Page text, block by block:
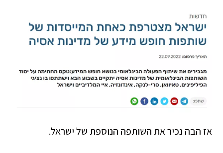
אז הבה נכיר את השותפה הנוספת של ישראל.